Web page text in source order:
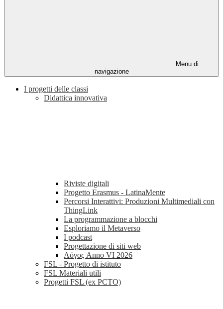
Menu di
navigazione
I progetti delle classi
Didattica innovativa
Riviste digitali
Progetto Erasmus - LatinaMente
Percorsi Interattivi: Produzioni Multimediali con
ThingLink
La programmazione a blocchi
Esploriamo il Metaverso
I podcast
Progettazione di siti web
Λóγος Anno VI 2026
FSL - Progetto di istituto
FSL Materiali utili
Progetti FSL (ex PCTO)